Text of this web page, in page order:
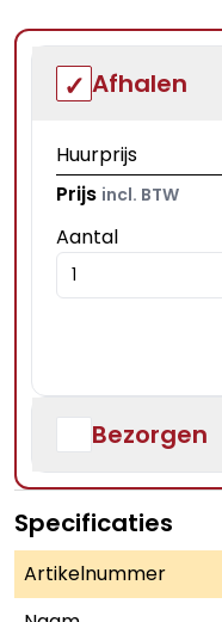
Afhalen
Huurprijs
Prijs incl. BTW
Aantal
Bezorgen
Specificaties
Artikelnummer